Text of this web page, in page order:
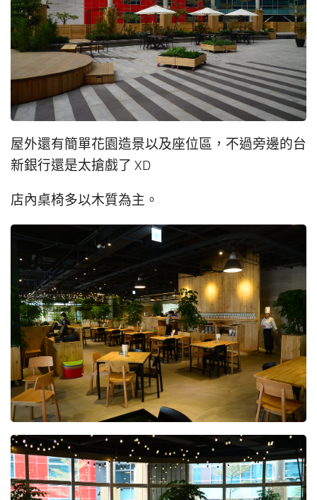
屋外還有簡單花園造景以及座位區，不過旁邊的台
新銀行還是太搶戲了 XD
店內桌椅多以木質為主。